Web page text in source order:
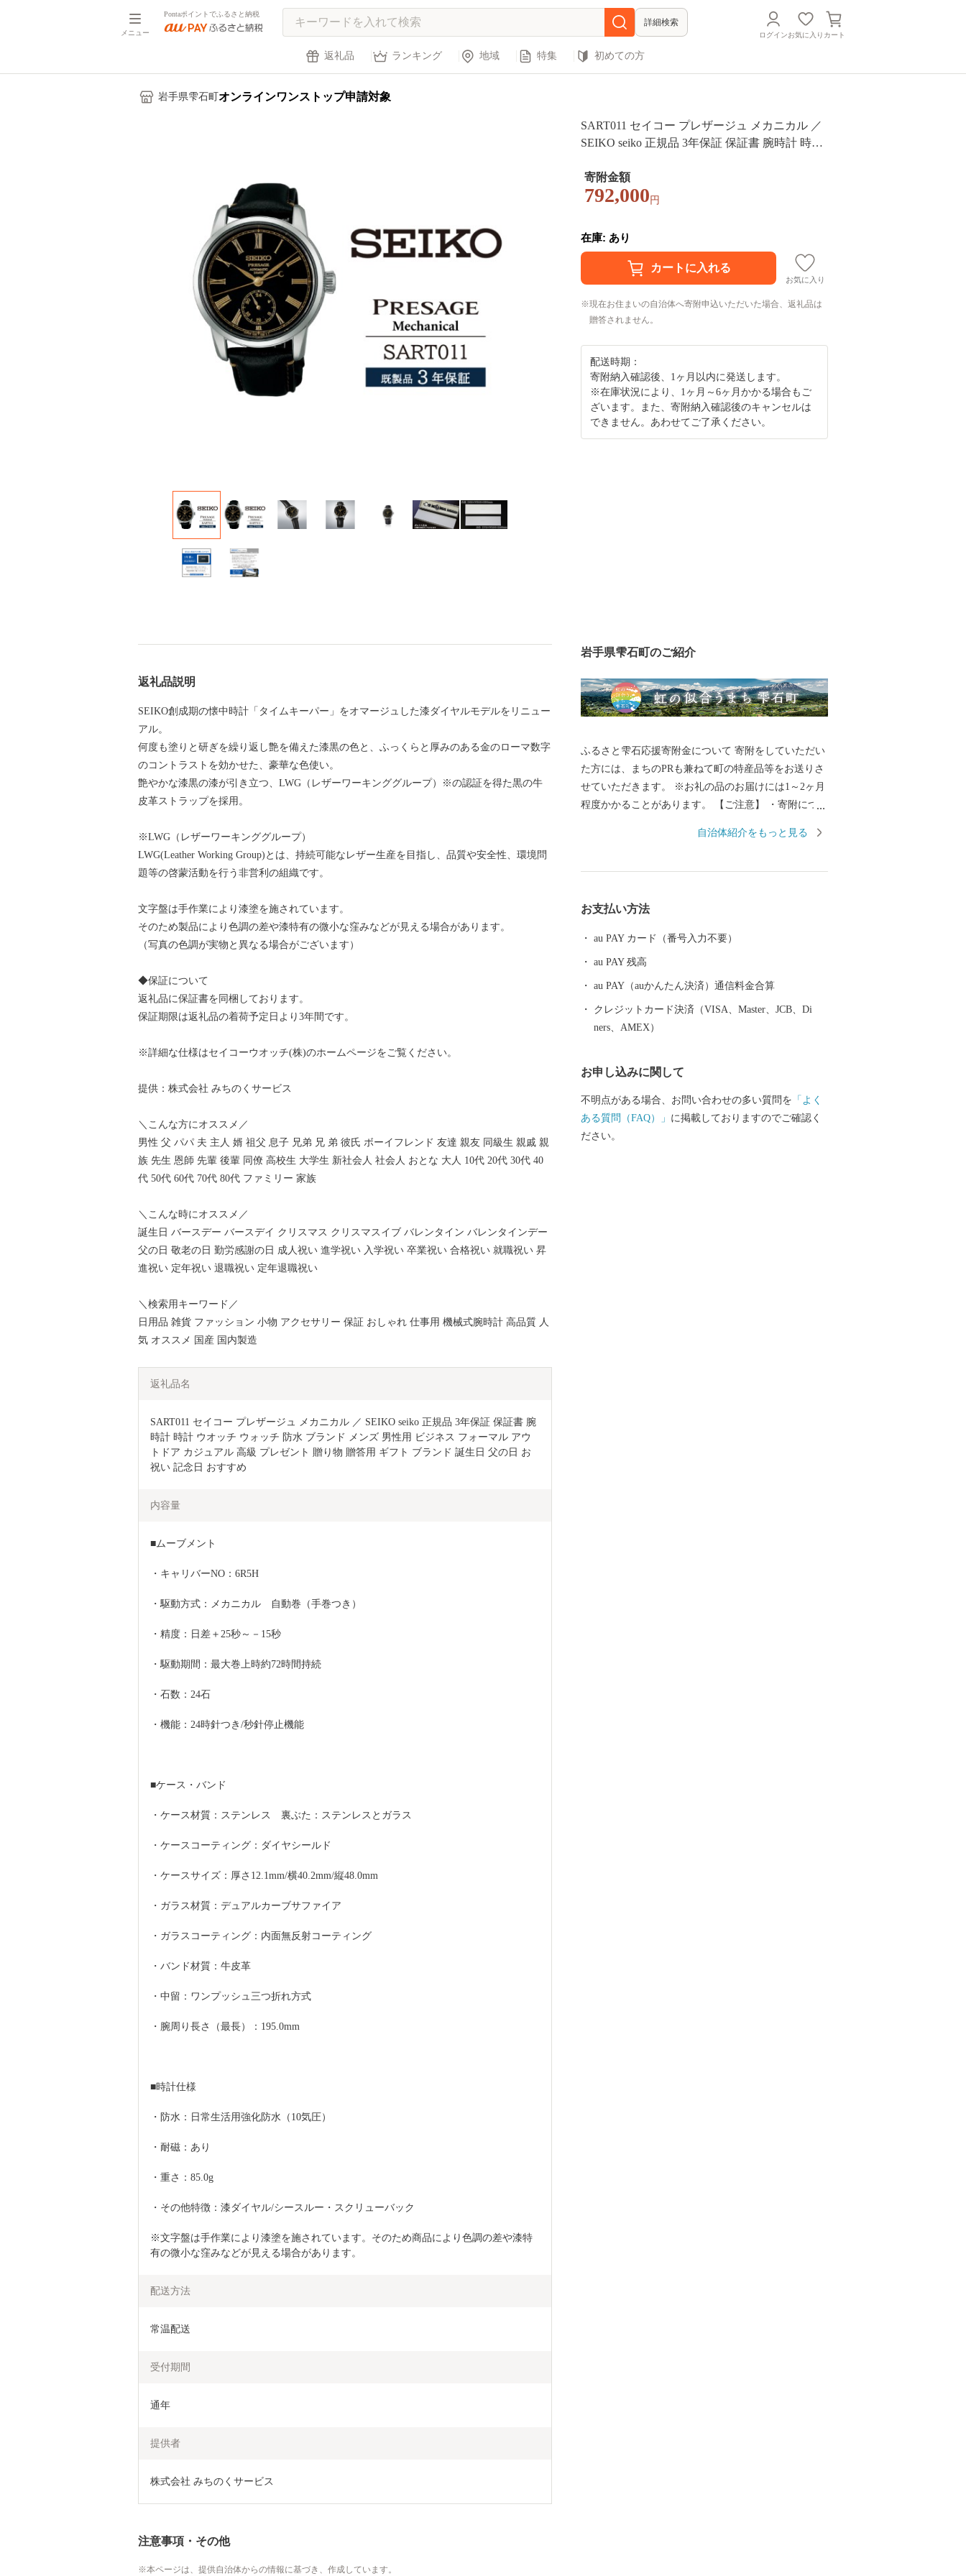
メニュー
Pontaポイントでふるさと納税
詳細検索
ログインお気に入り カート
返礼品 ランキング 地域 特集 初めての方
岩手県雫石町 オンラインワンストップ申請対象
SART011 セイコー プレザージュ メカニカル ／
SEIKO seiko 正規品 3年保証 保証書 腕時計 時計
ビジネス フォーマル アウトドア カジュアル 高
級 プレゼント 贈り物 贈答用 ギフト ブランド 誕
寄附金額
792,000 円
在庫: あり
お気に入り
現在お住まいの自治体へ寄附申込いただいた場合、返礼品は
贈答されません。
配送時期：
寄附納入確認後、1ヶ月以内に発送します。
※在庫状況により、1ヶ月～6ヶ月かかる場合もご
ざいます。また、寄附納入確認後のキャンセルは
できません。あわせてご了承ください。
返礼品説明
SEIKO創成期の懐中時計「タイムキーパー」をオマージュした漆ダイヤルモデルをリニュー
アル。
何度も塗りと研ぎを繰り返し艶を備えた漆黒の色と、ふっくらと厚みのある金のローマ数字
のコントラストを効かせた、豪華な色使い。
艶やかな漆黒の漆が引き立つ、LWG（レザーワーキンググループ）※の認証を得た黒の牛
皮革ストラップを採用。
※LWG（レザーワーキンググループ）
LWG(Leather Working Group)とは、持続可能なレザー生産を目指し、品質や安全性、環境問
題等の啓蒙活動を行う非営利の組織です。
文字盤は手作業により漆塗を施されています。
そのため製品により色調の差や漆特有の微小な窪みなどが見える場合があります。
（写真の色調が実物と異なる場合がございます）
◆保証について
返礼品に保証書を同梱しております。
保証期限は返礼品の着荷予定日より3年間です。
※詳細な仕様はセイコーウオッチ(株)のホームページをご覧ください。
提供：株式会社 みちのくサービス
＼こんな方にオススメ／
男性 父 パパ 夫 主人 婿 祖父 息子 兄弟 兄 弟 彼氏 ボーイフレンド 友達 親友 同級生 親戚 親
族 先生 恩師 先輩 後輩 同僚 高校生 大学生 新社会人 社会人 おとな 大人 10代 20代 30代 40
代 50代 60代 70代 80代 ファミリー 家族
＼こんな時にオススメ／
誕生日 バースデー バースデイ クリスマス クリスマスイブ バレンタイン バレンタインデー
父の日 敬老の日 勤労感謝の日 成人祝い 進学祝い 入学祝い 卒業祝い 合格祝い 就職祝い 昇
進祝い 定年祝い 退職祝い 定年退職祝い
＼検索用キーワード／
日用品 雑貨 ファッション 小物 アクセサリー 保証 おしゃれ 仕事用 機械式腕時計 高品質 人
気 オススメ 国産 国内製造
返礼品名
SART011 セイコー プレザージュ メカニカル ／ SEIKO seiko 正規品 3年保証 保証書 腕
時計 時計 ウオッチ ウォッチ 防水 ブランド メンズ 男性用 ビジネス フォーマル アウ
トドア カジュアル 高級 プレゼント 贈り物 贈答用 ギフト ブランド 誕生日 父の日 お
祝い 記念日 おすすめ
内容量
■ムーブメント
・キャリバーNO：6R5H
・駆動方式：メカニカル　自動巻（手巻つき）
・精度：日差＋25秒～－15秒
・駆動期間：最大巻上時約72時間持続
・石数：24石
・機能：24時針つき/秒針停止機能
■ケース・バンド
・ケース材質：ステンレス　裏ぶた：ステンレスとガラス
・ケースコーティング：ダイヤシールド
・ケースサイズ：厚さ12.1mm/横40.2mm/縦48.0mm
・ガラス材質：デュアルカーブサファイア
・ガラスコーティング：内面無反射コーティング
・バンド材質：牛皮革
・中留：ワンプッシュ三つ折れ方式
・腕周り長さ（最長）：195.0mm
■時計仕様
・防水：日常生活用強化防水（10気圧）
・耐磁：あり
・重さ：85.0g
・その他特徴：漆ダイヤル/シースルー・スクリューバック
※文字盤は手作業により漆塗を施されています。そのため商品により色調の差や漆特
有の微小な窪みなどが見える場合があります。
配送方法
常温配送
受付期間
通年
提供者
株式会社 みちのくサービス
注意事項・その他
本ページは、提供自治体からの情報に基づき、作成しています。
岩手県雫石町のご紹介
ふるさと雫石応援寄附金について 寄附をしていただい
た方には、まちのPRも兼ねて町の特産品等をお送りさ
せていただきます。 ※お礼の品のお届けには1～2ヶ月
程度かかることがあります。 【ご注意】 ・寄附につき
ん。 ・お礼の品の写真はイメージです。 ・お礼の品の
の品・証明書等のお問い合わせはこちらへ 雫石町ふる
さと納税事務局 TEL：050-3146-0795（平日 9：00～1
ato-bpo.com
………………………………………………………■□■
自治体紹介をもっと見る
お支払い方法
au PAY カード（番号入力不要）
au PAY 残高
au PAY（auかんたん決済）通信料金合算
クレジットカード決済（VISA、Master、JCB、Di
ners、AMEX）
お申し込みに関して
不明点がある場合、お問い合わせの多い質問を 「よく
ある質問（FAQ）」 に掲載しておりますのでご確認く
ださい。